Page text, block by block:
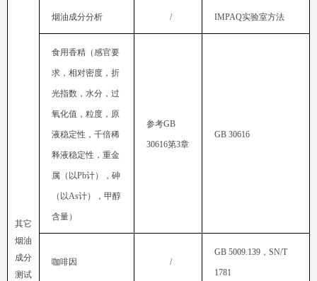
测试
烟油成分分析 / IMPAQ实验室方法
属（以Pb
（以As
含量）
参考
30616第3章
GB 30616
咖啡因 /
GB 5009.139 ，
1781